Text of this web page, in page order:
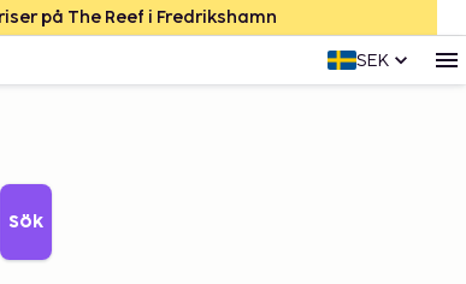
på The Reef i Fredrikshamn
SEK
Sök